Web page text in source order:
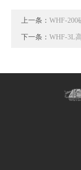
上一条：WHF-200
下一条：WHF-3L